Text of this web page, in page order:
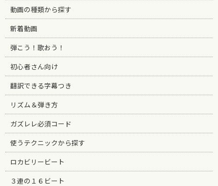
動画の種類から探す
新着動画
弾こう！歌おう！
初心者さん向け
翻訳できる字幕つき
リズム＆弾き方
ガズレレ必須コード
使うテクニックから探す
ロカビリービート
３連の１６ビート